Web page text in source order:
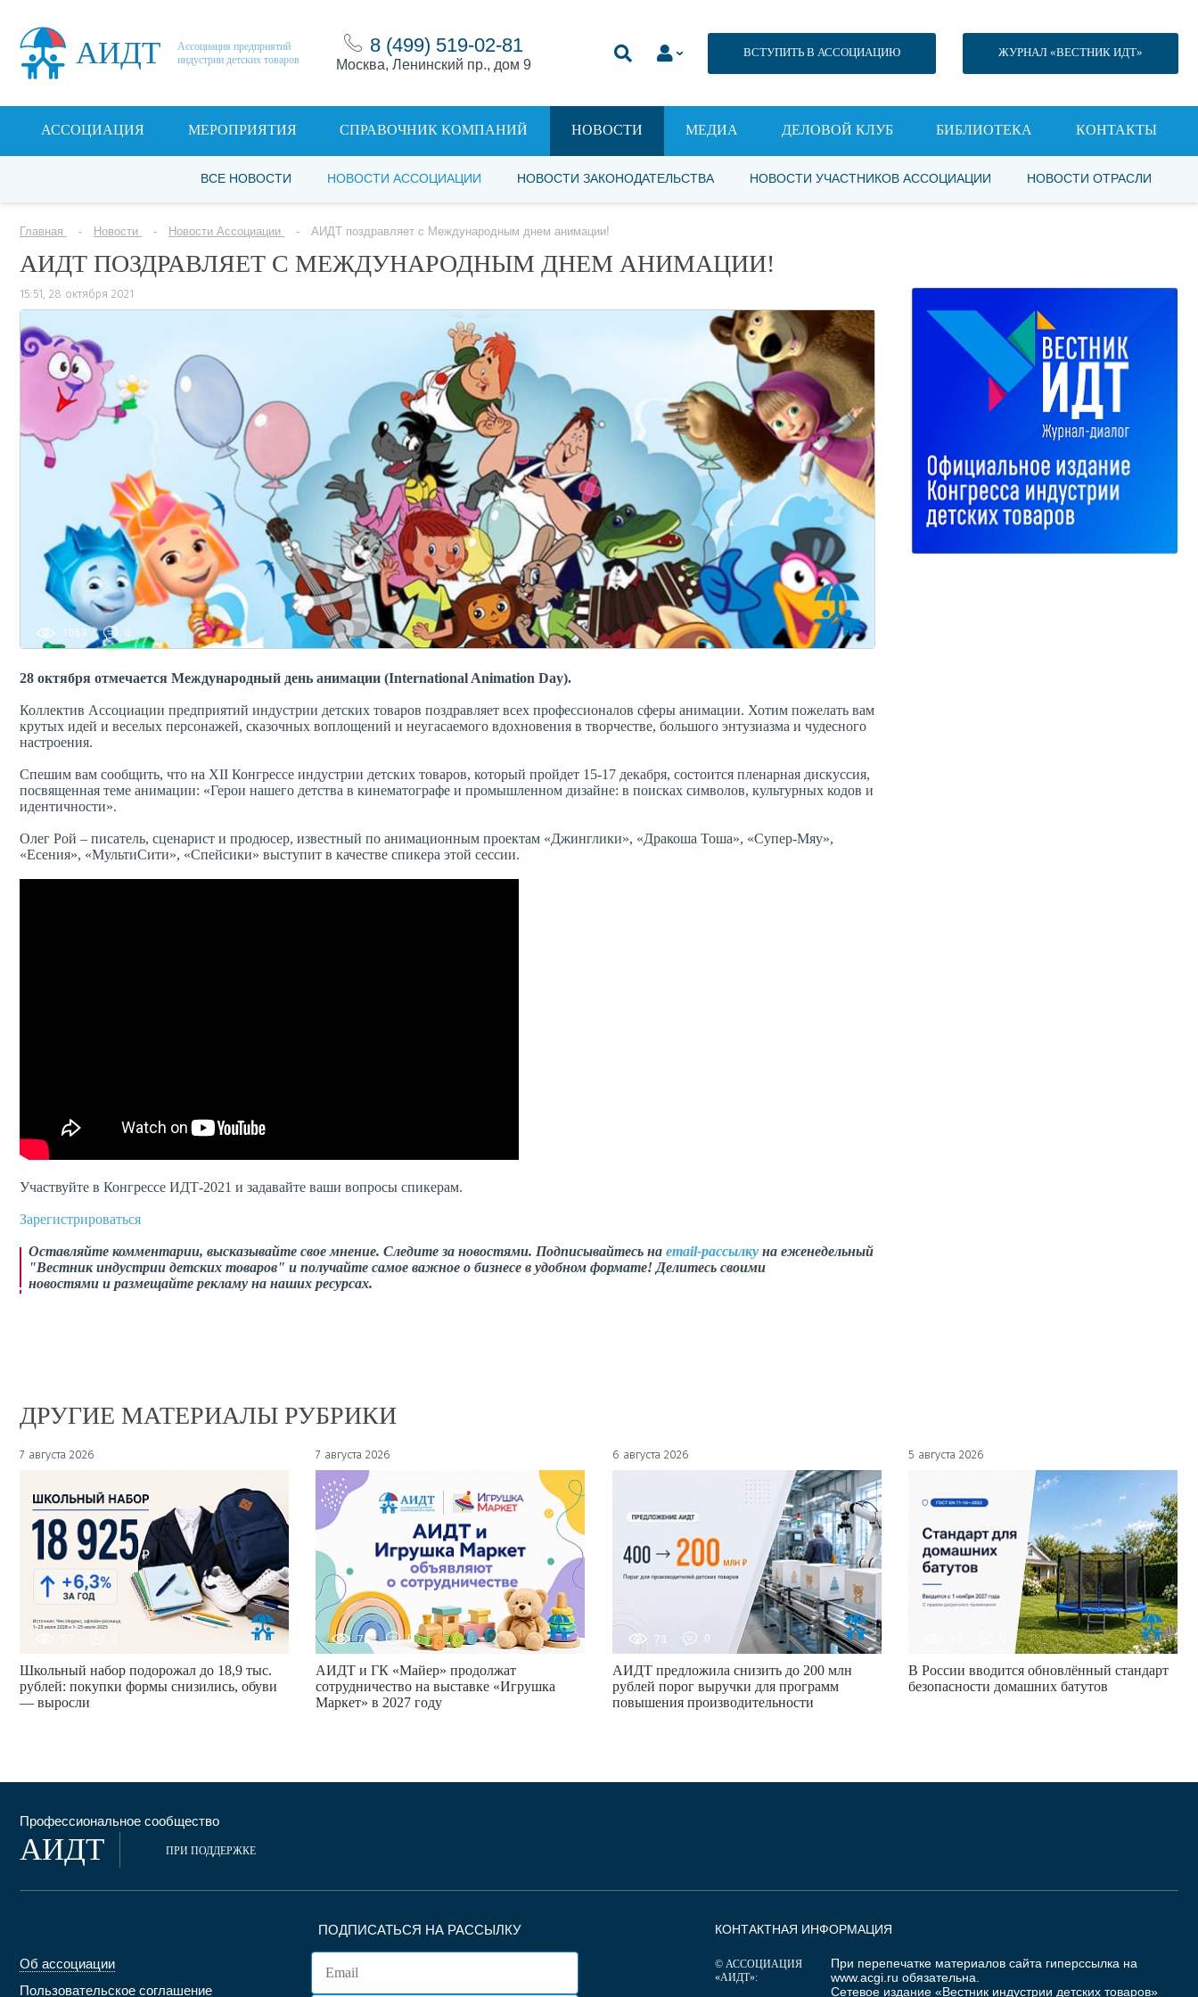
АИДТ
Ассоциация предприятий
индустрии детских товаров
8 (499) 519-02-81
Москва, Ленинский пр., дом 9
ВСТУПИТЬ В АССОЦИАЦИЮ ЖУРНАЛ «ВЕСТНИК ИДТ»
АССОЦИАЦИЯ МЕРОПРИЯТИЯ СПРАВОЧНИК КОМПАНИЙ НОВОСТИ МЕДИА ДЕЛОВОЙ КЛУБ БИБЛИОТЕКА КОНТАКТЫ
ВСЕ НОВОСТИ НОВОСТИ АССОЦИАЦИИ НОВОСТИ ЗАКОНОДАТЕЛЬСТВА НОВОСТИ УЧАСТНИКОВ АССОЦИАЦИИ НОВОСТИ ОТРАСЛИ
Главная Новости Новости Ассоциации АИДТ поздравляет с Международным днем анимации!
АИДТ ПОЗДРАВЛЯЕТ С МЕЖДУНАРОДНЫМ ДНЕМ АНИМАЦИИ!
15:51, 28 октября 2021
1063 0
28 октября отмечается Международный день анимации (International Animation Day).
Коллектив Ассоциации предприятий индустрии детских товаров поздравляет всех профессионалов сферы анимации. Хотим пожелать вам
крутых идей и веселых персонажей, сказочных воплощений и неугасаемого вдохновения в творчестве, большого энтузиазма и чудесного
настроения.
Спешим вам сообщить, что на XII Конгрессе индустрии детских товаров, который пройдет 15-17 декабря, состоится пленарная дискуссия,
посвященная теме анимации: «Герои нашего детства в кинематографе и промышленном дизайне: в поисках символов, культурных кодов и
идентичности».
Олег Рой – писатель, сценарист и продюсер, известный по анимационным проектам «Джинглики», «Дракоша Тоша», «Супер-Мяу»,
«Есения», «МультиСити», «Спейсики» выступит в качестве спикера этой сессии.
Участвуйте в Конгрессе ИДТ-2021 и задавайте ваши вопросы спикерам.
Зарегистрироваться
Оставляйте комментарии, высказывайте свое мнение. Следите за новостями. Подписывайтесь на email-рассылку на еженедельный
"Вестник индустрии детских товаров" и получайте самое важное о бизнесе в удобном формате! Делитесь своими
новостями и размещайте рекламу на наших ресурсах.
ДРУГИЕ МАТЕРИАЛЫ РУБРИКИ
7 августа 2026
Школьный набор подорожал до 18,9 тыс.
рублей: покупки формы снизились, обуви
— выросли
7 августа 2026
76 0
АИДТ и ГК «Майер» продолжат
сотрудничество на выставке «Игрушка
Маркет» в 2027 году
6 августа 2026
73 0
АИДТ предложила снизить до 200 млн
рублей порог выручки для программ
повышения производительности
5 августа 2026
В России вводится обновлённый стандарт
безопасности домашних батутов
Профессиональное сообщество
АИДТ ПРИ ПОДДЕРЖКЕ
Об ассоциации
Пользовательское соглашение
ПОДПИСАТЬСЯ НА РАССЫЛКУ КОНТАКТНАЯ ИНФОРМАЦИЯ
© АССОЦИАЦИЯ
«АИДТ»:
При перепечатке материалов сайта гиперссылка на
www.acgi.ru обязательна.
Сетевое издание «Вестник индустрии детских товаров»